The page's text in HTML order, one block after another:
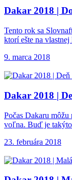
Dakar 2018 |
Tento rok sa
ktorí ešte na
9. marca 2018
Dakar 2018 |
Počas Dakaru
voľna. Buď je
23. februára 2018